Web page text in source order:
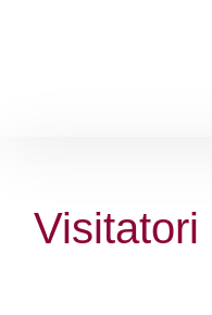
Visitatori